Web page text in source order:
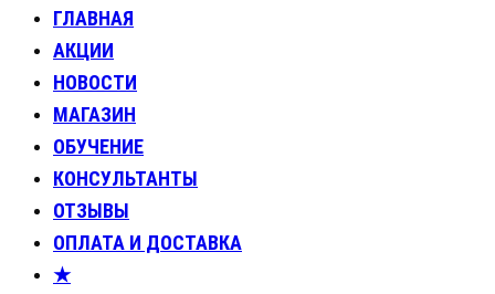
Аромакарты
Психологические эфирные карты • Аромапсихология
ГЛАВНАЯ
АКЦИИ
НОВОСТИ
МАГАЗИН
ОБУЧЕНИЕ
КОНСУЛЬТАНТЫ
ОТЗЫВЫ
ОПЛАТА И ДОСТАВКА
★